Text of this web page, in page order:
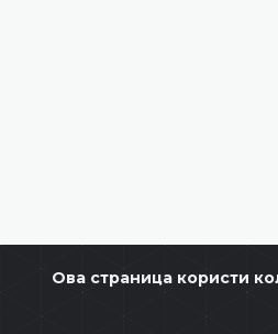
Ова страница користи